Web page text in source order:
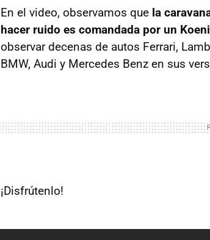
En el video, observamos que la
hacer ruido es comandada por un
observar decenas de autos Ferrari,
BMW, Audi y Mercedes Benz en sus
¡Disfrútenlo!